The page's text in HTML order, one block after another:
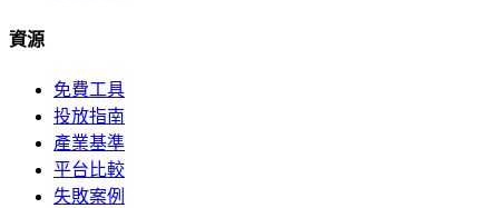
資源
免費工具
投放指南
產業基準
平台比較
失敗案例